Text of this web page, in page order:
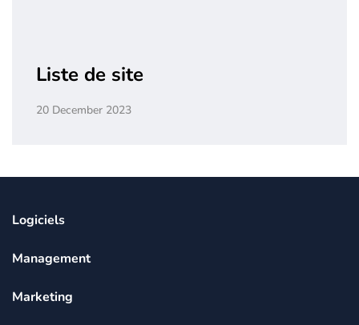
Liste de site
20 December 2023
Logiciels
Management
Marketing